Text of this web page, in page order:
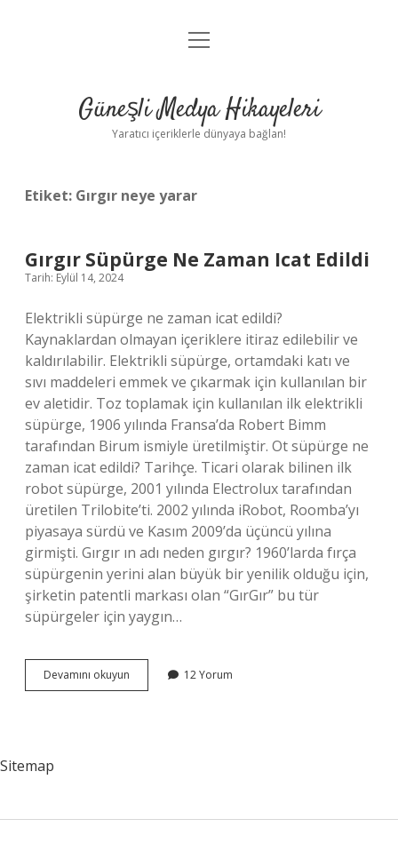
Anasayfa
Yasal Uyarı
menüyü
Güneşli Medya Hikayeleri
Yaratıcı içeriklerle dünyaya bağlan!
Etiket: Gırgır neye yarar
Gırgır Süpürge Ne Zaman Icat Edildi
Tarih: Eylül 14, 2024
Elektrikli süpürge ne zaman icat edildi?
Kaynaklardan olmayan içeriklere itiraz edilebilir ve
kaldırılabilir. Elektrikli süpürge, ortamdaki katı ve
sıvı maddeleri emmek ve çıkarmak için kullanılan bir
ev aletidir. Toz toplamak için kullanılan ilk elektrikli
süpürge, 1906 yılında Fransa’da Robert Bimm
tarafından Birum ismiyle üretilmiştir. Ot süpürge ne
zaman icat edildi? Tarihçe. Ticari olarak bilinen ilk
robot süpürge, 2001 yılında Electrolux tarafından
üretilen Trilobite’ti. 2002 yılında iRobot, Roomba’yı
piyasaya sürdü ve Kasım 2009’da üçüncü yılına
girmişti. Gırgır ın adı neden gırgır? 1960’larda fırça
süpürgenin yerini alan büyük bir yenilik olduğu için,
şirketin patentli markası olan “GırGır” bu tür
süpürgeler için yaygın…
Devamını okuyun
Süpürge
12 Yorum
Sitemap